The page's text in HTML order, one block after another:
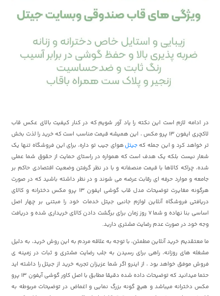
در ادامه لازم است این نکته را یاد آور شویم که در کنار کیفیت بالای عکس قاب
لاکچری ایفون 13 پرو مکس ، این همیشه قیمت مناسب است که خرید را لذت بخش
تر خواهد کرد و این جمله که جیتلهوای جیب تو داره، برای این فروشگاه تنها یک
شعار نیست بلکه یک هدف است که همواره در راستای حمایت از حقوق شما عملی
شده، چراکه کالاها با قیمت منصفانه و با در نظر گرفتن وضعیت اقتصادی حاکم بر
جامعه و موارد حرفه ای رقابت عرضه می شوند و در نظر داشته باشید که در صورت
هرگونه مغایرت توضیحات مدل قاب گوشی ایفون 13 پرو مکس دخترانه و کالای
دریافتی فروشگاه آنلاین لوازم جانبی جیتل خدمات خود را مبتنی بر چهار اصل
اساسی بنا نهاده و شما 7 روز زمان برای برگشت دادن کالای خریداری شده و دریافت
وجه خود در صورت عدم رضایت مشتری دارید.
ما معتقدیم خرید آنلاین مطمئن، با توجه به علاقه مردم به این روش خرید، به دلیل
مشغله های روزانه، راهی برای رسیدن به جلب رضایت مشتری و ثبات در زمینه ی
فروش موفق خواهد بود ، از اینرو اگر شما عزیزان تجربه خرید از جیتل را داشته اید
حتما میدانید که توضیحات داده شده دقیقا مطابق با اصل کاور گوشی آیفون 13 پرو
مکس دخترانه میباشد و هیچ گونه بزرگ نمایی و اغماض در توضیحات مربوطه به